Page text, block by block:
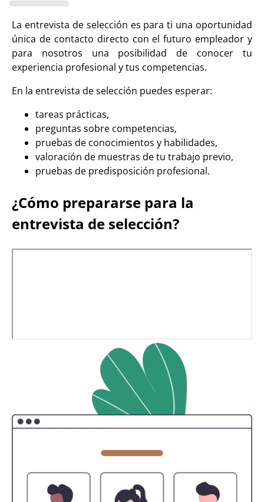
La entrevista de selección es para ti una oportunidad
única de contacto directo con el futuro empleador y
para nosotros una posibilidad de conocer tu
experiencia profesional y tus competencias.
En la entrevista de selección puedes esperar:
tareas prácticas,
preguntas sobre competencias,
pruebas de conocimientos y habilidades,
valoración de muestras de tu trabajo previo,
pruebas de predisposición profesional.
¿Cómo prepararse para la
entrevista de selección?